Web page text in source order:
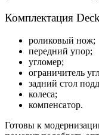
Комплектация
роликовый нож;
передний упор;
угломер;
ограничитель
задний стол
колеса;
компенсатор.
Готовы к